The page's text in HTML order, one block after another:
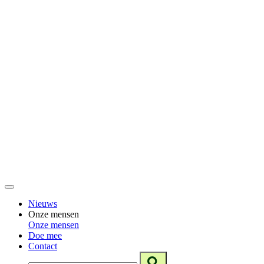
Nieuws
Onze mensen
Onze mensen
Doe mee
Contact